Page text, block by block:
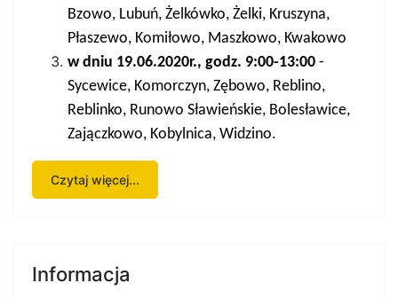
Bzowo, Lubuń, Żelkówko, Żelki, Kruszyna,
Płaszewo, Komiłowo, Maszkowo, Kwakowo
w dniu 19.06.2020r., godz. 9:00-13:00 -
Sycewice, Komorczyn, Zębowo, Reblino,
Reblinko, Runowo Sławieńskie, Bolesławice,
Zajączkowo, Kobylnica, Widzino.
Czytaj więcej...
Informacja